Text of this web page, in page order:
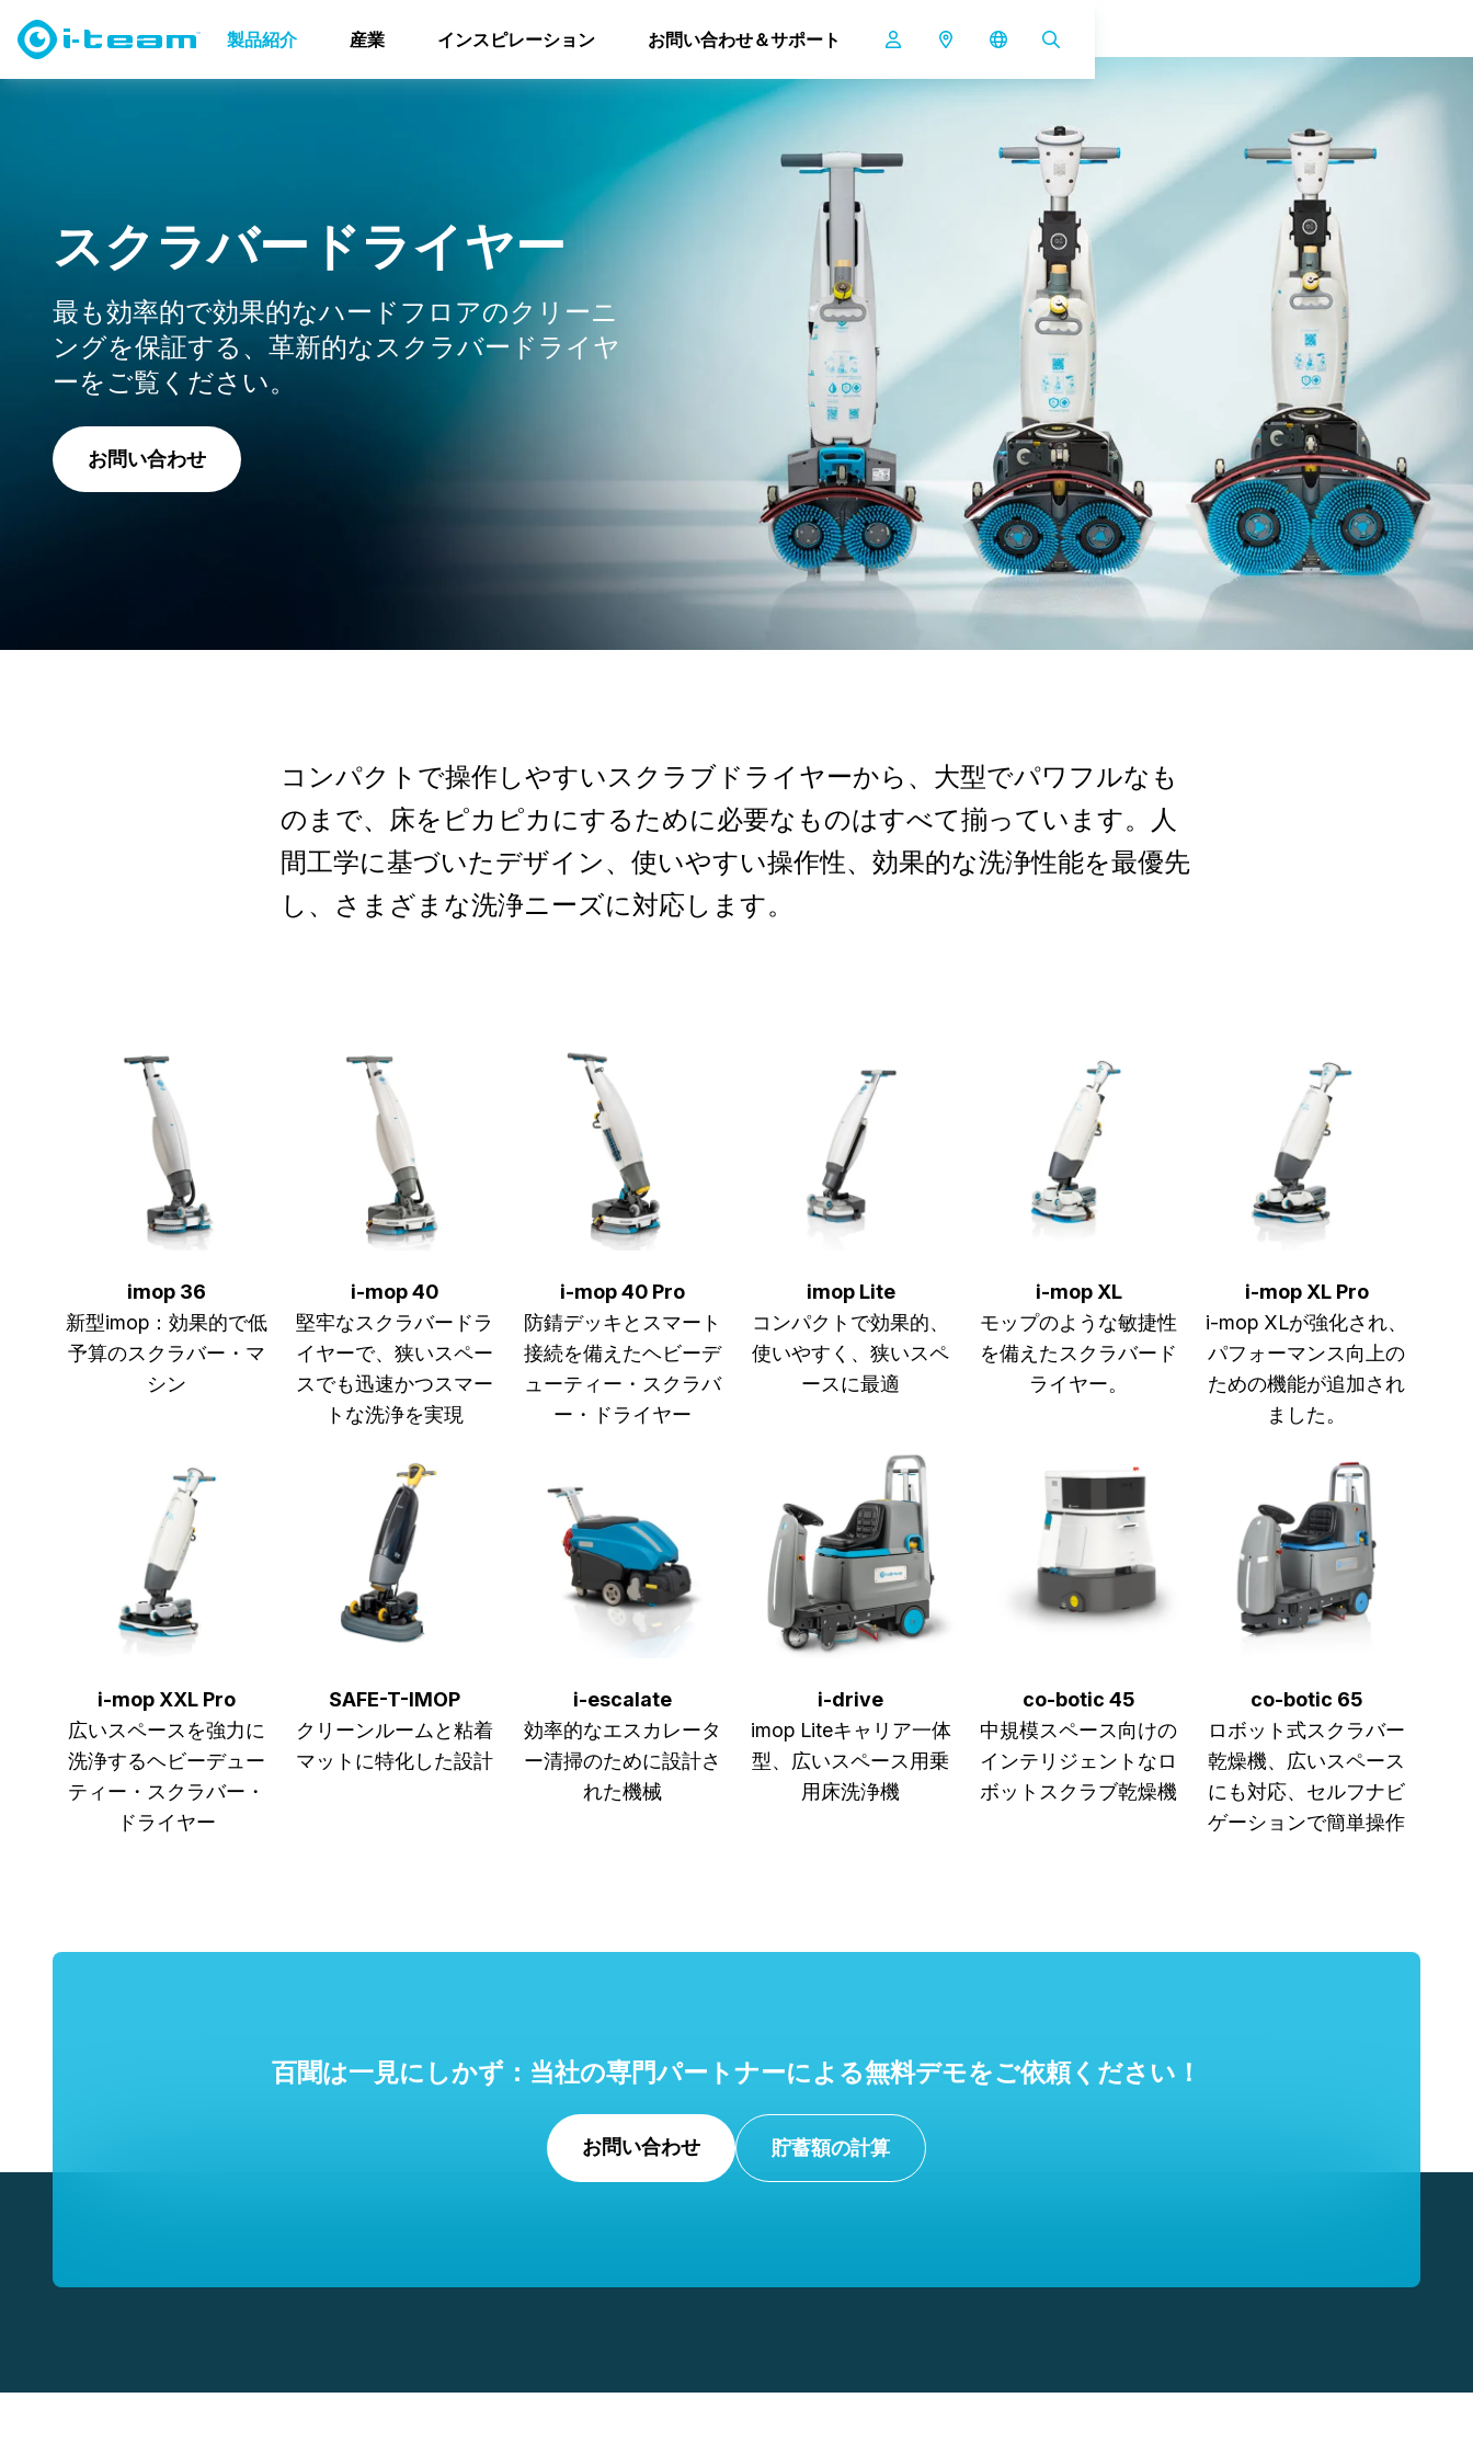
製品紹介 産業 インスピレーション お問い合わせ＆サポート
スクラバードライヤー
スク ラバー ドライヤー
最も効率的で効果的なハードフロアのクリーニ
ングを保証する、革新的なスクラバードライヤ
ーをご覧ください。
お問い合わせ
コンパクトで操作しやすいスクラブドライヤーから、大型でパワフルなも
のまで、床をピカピカにするために必要なものはすべて揃っています。人
間工学に基づいたデザイン、使いやすい操作性、効果的な洗浄性能を最優先
し、さまざまな洗浄ニーズに対応します。
imop 36
新型imop：効果的で低
予算のスクラバー・マ
シン
i-mop 40
堅牢なスクラバードラ
イヤーで、狭いスペー
スでも迅速かつスマー
トな洗浄を実現
i-mop 40 Pro
防錆デッキとスマート
接続を備えたヘビーデ
ューティー・スクラバ
ー・ドライヤー
imop Lite
コンパクトで効果的、
使いやすく、狭いスペ
ースに最適
i-mop XL
モップのような敏捷性
を備えたスクラバード
ライヤー。
i-mop XL Pro
i-mop XLが強化され、
パフォーマンス向上の
ための機能が追加され
ました。
i-mop XXL Pro
広いスペースを強力に
洗浄するヘビーデュー
ティー・スクラバー・
ドライヤー
SAFE-T-IMOP
クリーンルームと粘着
マットに特化した設計
i-escalate
効率的なエスカレータ
ー清掃のために設計さ
れた機械
i-drive
imop Liteキャリア一体
型、広いスペース用乗
用床洗浄機
co-botic 45
中規模スペース向けの
インテリジェントなロ
ボットスクラブ乾燥機
co-botic 65
ロボット式スクラバー
乾燥機、広いスペース
にも対応、セルフナビ
ゲーションで簡単操作
百聞は一見にしかず：当社の専門パートナーによる無料デモをご依頼ください！
お問い合わせ 貯蓄額の計算